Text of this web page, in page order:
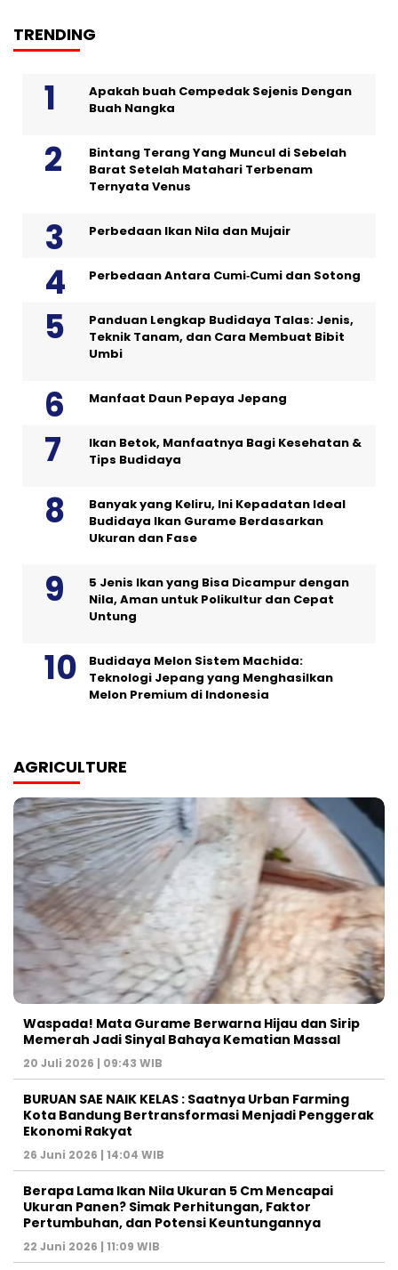
TRENDING
Apakah buah Cempedak Sejenis Dengan
Buah Nangka
Bintang Terang Yang Muncul di Sebelah
Barat Setelah Matahari Terbenam
Ternyata Venus
Perbedaan Ikan Nila dan Mujair
Perbedaan Antara Cumi‑Cumi dan Sotong
Panduan Lengkap Budidaya Talas: Jenis,
Teknik Tanam, dan Cara Membuat Bibit
Umbi
Manfaat Daun Pepaya Jepang
Ikan Betok, Manfaatnya Bagi Kesehatan &
Tips Budidaya
Banyak yang Keliru, Ini Kepadatan Ideal
Budidaya Ikan Gurame Berdasarkan
Ukuran dan Fase
5 Jenis Ikan yang Bisa Dicampur dengan
Nila, Aman untuk Polikultur dan Cepat
Untung
Budidaya Melon Sistem Machida:
Teknologi Jepang yang Menghasilkan
Melon Premium di Indonesia
AGRICULTURE
Waspada! Mata Gurame Berwarna Hijau dan Sirip
Memerah Jadi Sinyal Bahaya Kematian Massal
20 Juli 2026 | 09:43 WIB
BURUAN SAE NAIK KELAS : Saatnya Urban Farming
Kota Bandung Bertransformasi Menjadi Penggerak
Ekonomi Rakyat
26 Juni 2026 | 14:04 WIB
Berapa Lama Ikan Nila Ukuran 5 Cm Mencapai
Ukuran Panen? Simak Perhitungan, Faktor
Pertumbuhan, dan Potensi Keuntungannya
22 Juni 2026 | 11:09 WIB